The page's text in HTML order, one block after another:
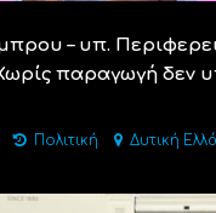
– υπ.
παραγωγή δεν
Πολιτική Δυτική